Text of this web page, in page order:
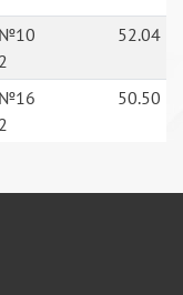
№10
52.04
№16
50.50